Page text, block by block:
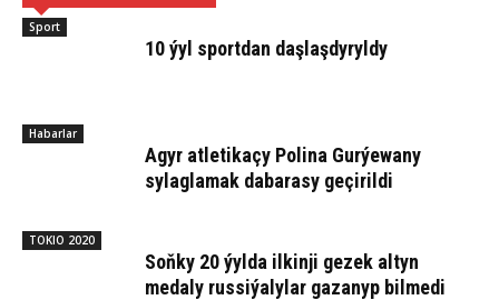
Sport
10 ýyl sportdan daşlaşdyryldy
Habarlar
Agyr atletikaçy Polina Gurýewany
sylaglamak dabarasy geçirildi
TOKIO 2020
Soňky 20 ýylda ilkinji gezek altyn
medaly russiýalylar gazanyp bilmedi